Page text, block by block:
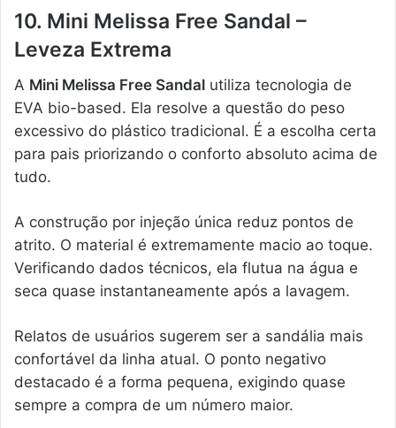
10. Mini Melissa Free Sandal –
Leveza Extrema
A Mini Melissa Free Sandal utiliza tecnologia de
EVA bio-based. Ela resolve a questão do peso
excessivo do plástico tradicional. É a escolha certa
para pais priorizando o conforto absoluto acima de
tudo.
A construção por injeção única reduz pontos de
atrito. O material é extremamente macio ao toque.
Verificando dados técnicos, ela flutua na água e
seca quase instantaneamente após a lavagem.
Relatos de usuários sugerem ser a sandália mais
confortável da linha atual. O ponto negativo
destacado é a forma pequena, exigindo quase
sempre a compra de um número maior.